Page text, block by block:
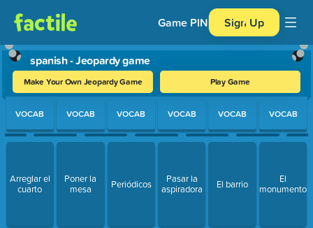
Game PIN Sign Up
spanish - Jeopardy game
Make Your Own Jeopardy Game Play Game
Use arrow keys to move between questions. Press Enter or
VOCAB
Arreglar el
cuarto
VOCAB
Poner la
mesa
VOCAB
Periódicos
VOCAB
Pasar la
aspiradora
VOCAB
El barrio
VOCAB
El
monumento